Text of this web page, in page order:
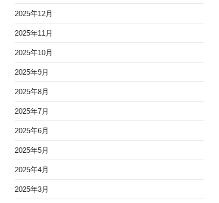
2025年12月
2025年11月
2025年10月
2025年9月
2025年8月
2025年7月
2025年6月
2025年5月
2025年4月
2025年3月